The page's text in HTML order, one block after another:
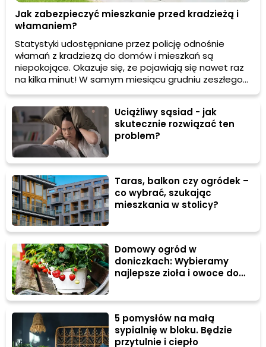
Jak zabezpieczyć mieszkanie przed kradzieżą i
włamaniem?
Statystyki udostępniane przez policję odnośnie
włamań z kradzieżą do domów i mieszkań są
niepokojące. Okazuje się, że pojawiają się nawet raz
na kilka minut! W samym miesiącu grudniu zeszłego
roku policja miała prawie 5 tysięcy zgłoszeń. Właśnie
dlatego, w dzisiejszym wpisie pokażemy Ci, jak
możesz zabezpieczyć swoje mieszkanie oraz dom
przed kradzieżą lub włamaniem. Rozpocznij od
prostych kroków!
Uciążliwy sąsiad - jak
skutecznie rozwiązać ten
problem?
Taras, balkon czy ogródek –
co wybrać, szukając
mieszkania w stolicy?
Domowy ogród w
doniczkach: Wybieramy
najlepsze zioła i owoce do
5 pomysłów na małą
sypialnię w bloku. Będzie
przytulnie i ciepło